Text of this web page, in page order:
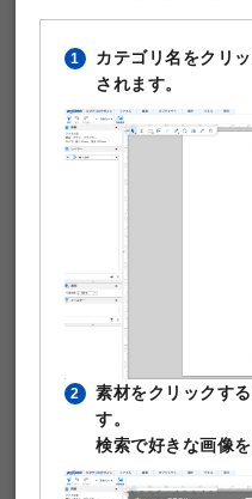
「通常名刺サイズ（
の名刺作成に使える無料
や文字を入れるだけで本
プレート編集は無料。そ
￥480
通常名刺 オンデマンド 片面モ
名刺の料金や仕様の詳
1
カテゴリ名をクリ
されます。
2
素材をクリックす
す。
検索で好きな画像